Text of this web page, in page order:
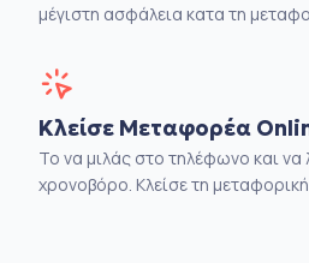
μέγιστη ασφάλεια κατα τη
Κλείσε Μεταφορέα
Το να μιλάς στο τηλέφωνο και να
χρονοβόρο. Κλείσε τη μεταφορική